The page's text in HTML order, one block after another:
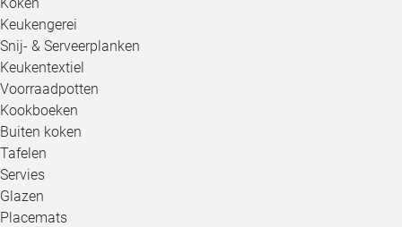
Keukengerei
Snij- & Serveerplanken
Keukentextiel
Voorraadpotten
Kookboeken
Buiten koken
Tafelen
Servies
Glazen
Placemats